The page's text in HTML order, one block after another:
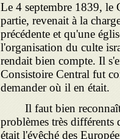
Le 4 septembre 1839, le
partie, revenait à la
précédente et qu'une
l'organisation du culte
rendait bien compte. Il
Consistoire Central fut
demander où il en était.
Il faut bien
problèmes très différents
était l'évêché des